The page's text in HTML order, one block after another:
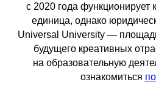
с 2020 года функционирует
единица, однако
Universal University —
будущего креативных
на образовательную
ознакомиться